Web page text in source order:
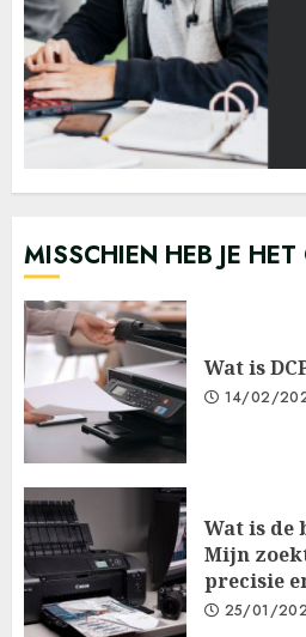
MISSCHIEN HEB JE
Wat is
14/02/
Wat is de
Mijn
precisie
25/01/